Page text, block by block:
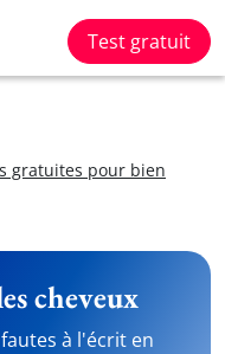
Test gratuit
gratuites pour bien
cheveux
à l'écrit en